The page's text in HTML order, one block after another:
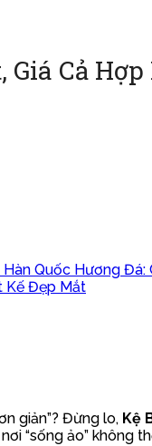
Cả Hợp
Hàn Quốc Hương
Kế Đẹp Mắt
giản”? Đừng lo, Kệ
“sống ảo” không